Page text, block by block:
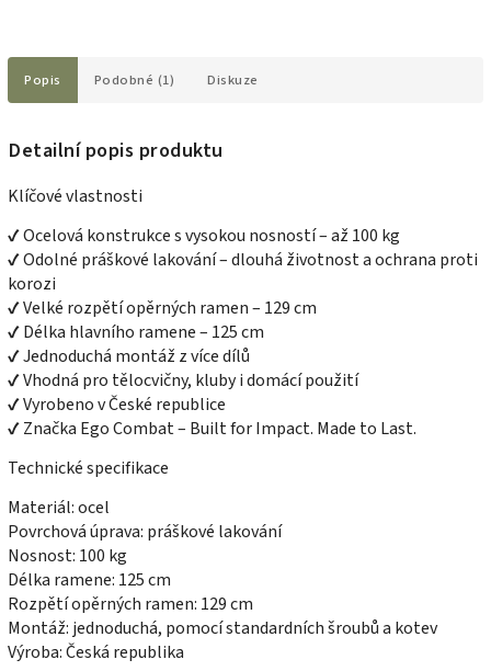
Popis Podobné (1) Diskuze
Detailní popis produktu
Klíčové vlastnosti
✔ Ocelová konstrukce s vysokou nosností – až 100 kg
✔ Odolné práškové lakování – dlouhá životnost a ochrana proti
korozi
✔ Velké rozpětí opěrných ramen – 129 cm
✔ Délka hlavního ramene – 125 cm
✔ Jednoduchá montáž z více dílů
✔ Vhodná pro tělocvičny, kluby i domácí použití
✔ Vyrobeno v České republice
✔ Značka Ego Combat – Built for Impact. Made to Last.
Technické specifikace
Materiál: ocel
Povrchová úprava: práškové lakování
Nosnost: 100 kg
Délka ramene: 125 cm
Rozpětí opěrných ramen: 129 cm
Montáž: jednoduchá, pomocí standardních šroubů a kotev
Výroba: Česká republika